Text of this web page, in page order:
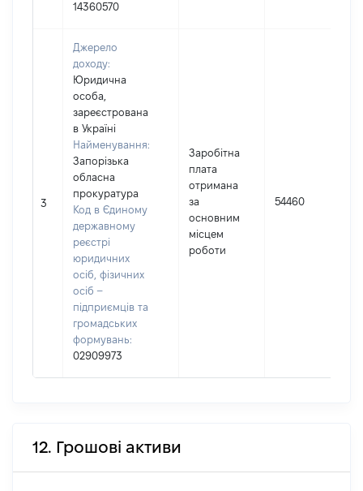
14360570
3
Джерело
доходу:
Юридична
особа,
зареєстрована
в Україні
Найменування:
Запорізька
обласна
прокуратура
Код в Єдиному
державному
реєстрі
юридичних
осіб, фізичних
осіб –
підприємців та
громадських
формувань:
02909973
Заробітна
плата
отримана
за
основним
місцем
роботи
54460
12. Грошові активи